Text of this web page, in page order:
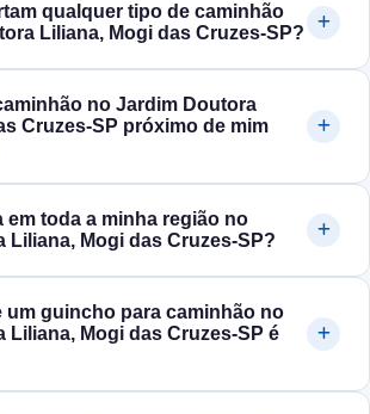
qualquer tipo de caminhão
Liliana, Mogi das Cruzes‑SP?
no Jardim Doutora
Cruzes‑SP próximo de mim
em toda a minha região no
Liliana, Mogi das Cruzes‑SP?
um guincho para caminhão no
Liliana, Mogi das Cruzes‑SP é